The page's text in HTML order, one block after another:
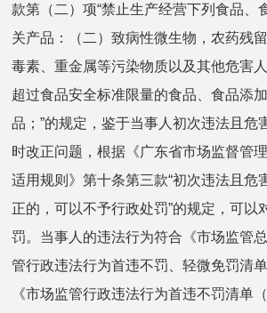
款第（二）项“禁止生产经营下列食品、
关产品：（二）致病性微生物，农药残
毒素、重金属等污染物质以及其他危害
超过食品安全标准限量的食品、食品添
品；”的规定，鉴于当事人初次违法且危
时改正问题，根据《广东省市场监督管
适用规则》第十条第三款“初次违法且危
正的，可以不予行政处罚”的规定，可以
罚。当事人的违法行为符合《市场监管
管行政违法行为首违不罚、轻微免罚清
《市场监管行政违法行为首违不罚清单